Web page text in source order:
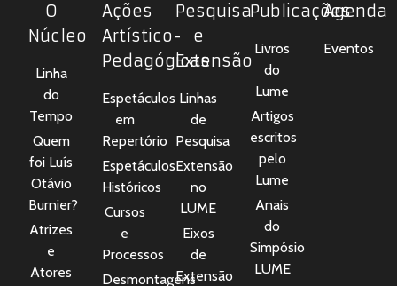
O
Núcleo
Linha
do
Tempo
Quem
foi Luís
Otávio
Burnier?
Atrizes
e
Atores
Ações
Artístico-
Pedagógicas
Espetáculos
em
Repertório
Espetáculos
Históricos
Cursos
e
Processos
Desmontagens
Pesquisa
e
Extensão
Linhas
de
Pesquisa
Extensão
no
LUME
Eixos
de
Extensão
Publicações
Livros
do
Lume
Artigos
escritos
pelo
Lume
Anais
do
Simpósio
LUME
Agenda
Eventos